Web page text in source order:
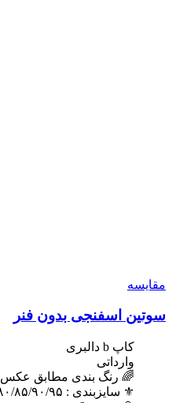
مقایسه
سوتین اسفنجی بدون فنر
کاپ b دالبری
وارداتی
🌈 رنگ بندی مطابق عکس
⚜️ سایزبندی : ٨٠/٨۵/٩٠/٩۵